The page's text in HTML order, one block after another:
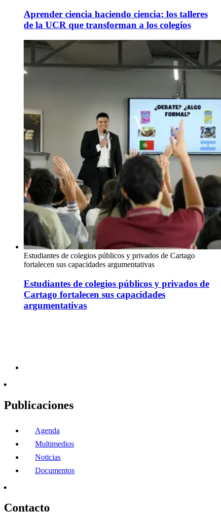
Aprender ciencia haciendo ciencia: los talleres
de la UCR que transforman a los colegios
Estudiantes de colegios públicos y privados de Cartago
fortalecen sus capacidades argumentativas
Estudiantes de colegios públicos y privados de
Cartago fortalecen sus capacidades
argumentativas
Publicaciones
Agenda
Multimedios
Noticias
Documentos
Contacto